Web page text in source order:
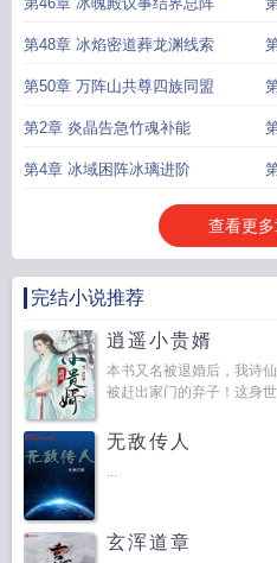
第48章 冰焰密道葬龙渊线索
第50章 万阵山共尊四族同盟
第2章 炎晶告急竹魂补能
第4章 冰域困阵冰璃进阶
查看更多
完结小说推荐
逍遥小贵婿
本书又名被退婚后，我诗
被赶出家门的弃子！这身
无敌传人
...
玄浑道章